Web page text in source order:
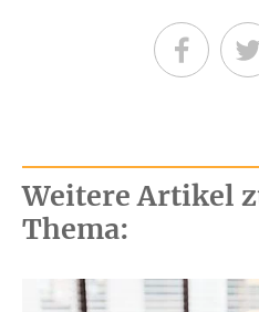
Teilen
Weitere Artikel
Thema: